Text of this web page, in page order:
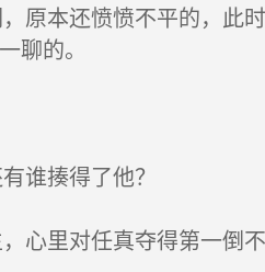
原本还愤愤不平的，此
聊的。
谁揍得了他？
里对任真夺得第一倒